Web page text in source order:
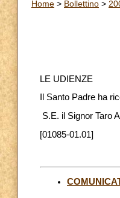
Home > Bollettino >
LE UDIENZE
Il Santo Padre ha
S.E. il Signor Taro
[01085-01.01]